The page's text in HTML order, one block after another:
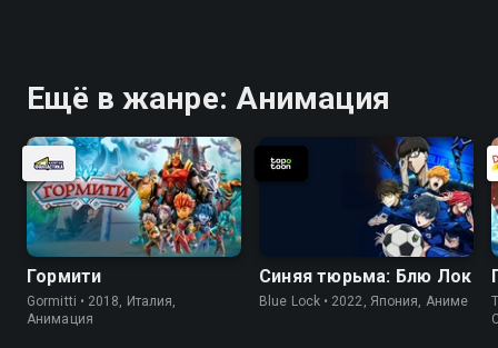
Ещё в жанре: Анимация
Гормити
Gormitti • 2018, Италия,
Анимация
Синяя тюрьма: Блю Лок
Blue Lock • 2022, Япония, Аниме